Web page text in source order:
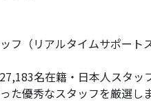
フ（リアルタイムサポート
名在籍・日本人スタッ
た優秀なスタッフを厳選しま